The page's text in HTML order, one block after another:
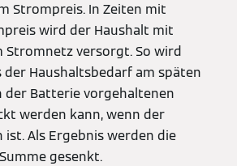
Strompreis. In Zeiten mit
wird der Haushalt mit
Stromnetz versorgt. So wird
Haushaltsbedarf am späten
der Batterie vorgehaltenen
werden kann, wenn der
Als Ergebnis werden die
gesenkt.